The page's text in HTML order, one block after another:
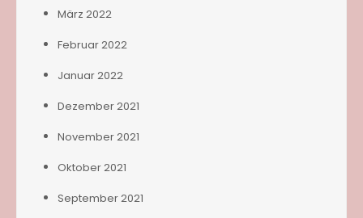
März 2022
Februar 2022
Januar 2022
Dezember 2021
November 2021
Oktober 2021
September 2021